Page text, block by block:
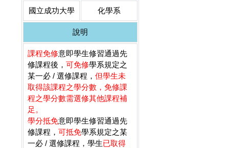
國立成功大學 化學系
說明
課程免修意即學生修習通過先
修課程後， 可免修學系規定之
某一必 / 選修課程， 但學生未
取得該課程之學分數，免修課
程之學分數需選修其他課程補
足。
學分抵免意即學生修習通過先
修課程， 可抵免學系規定之某
一必 / 選修課程，學生已取得